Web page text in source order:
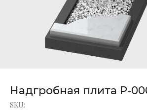
Надгробная плита P-
SKU: